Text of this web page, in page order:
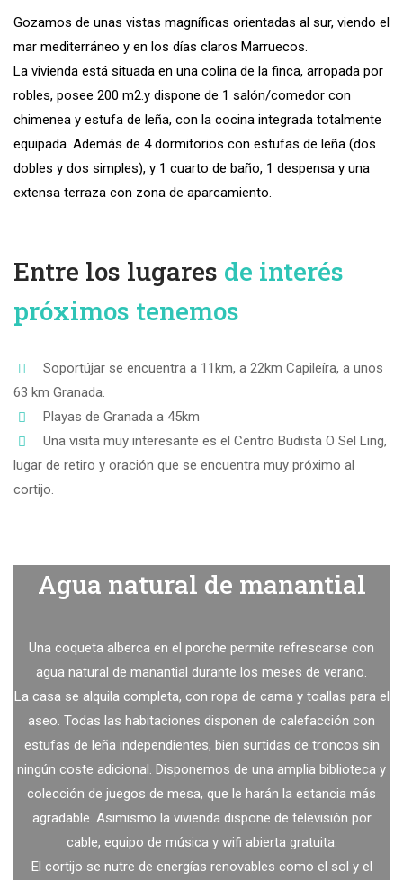
Gozamos de unas vistas magníficas orientadas al sur, viendo el
mar mediterráneo y en los días claros Marruecos.
La vivienda está situada en una colina de la finca, arropada por
robles, posee 200 m2.y dispone de 1 salón/comedor con
chimenea y estufa de leña, con la cocina integrada totalmente
equipada. Además de 4 dormitorios con estufas de leña (dos
dobles y dos simples), y 1 cuarto de baño, 1 despensa y una
extensa terraza con zona de aparcamiento.
Entre los lugares de interés
próximos tenemos
Soportújar se encuentra a 11km, a 22km Capileíra, a unos
63 km Granada.
Playas de Granada a 45km
Una visita muy interesante es el Centro Budista O Sel Ling,
lugar de retiro y oración que se encuentra muy próximo al
cortijo.
Agua natural de manantial
Una coqueta alberca en el porche permite refrescarse con
agua natural de manantial durante los meses de verano.
La casa se alquila completa, con ropa de cama y toallas para el
aseo. Todas las habitaciones disponen de calefacción con
estufas de leña independientes, bien surtidas de troncos sin
ningún coste adicional. Disponemos de una amplia biblioteca y
colección de juegos de mesa, que le harán la estancia más
agradable. Asimismo la vivienda dispone de televisión por
cable, equipo de música y wifi abierta gratuita.
El cortijo se nutre de energías renovables como el sol y el